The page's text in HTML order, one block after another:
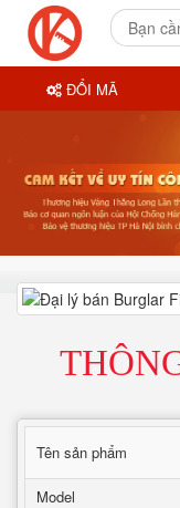
Tên sản phẩm
Model
ĐỔI MÃ